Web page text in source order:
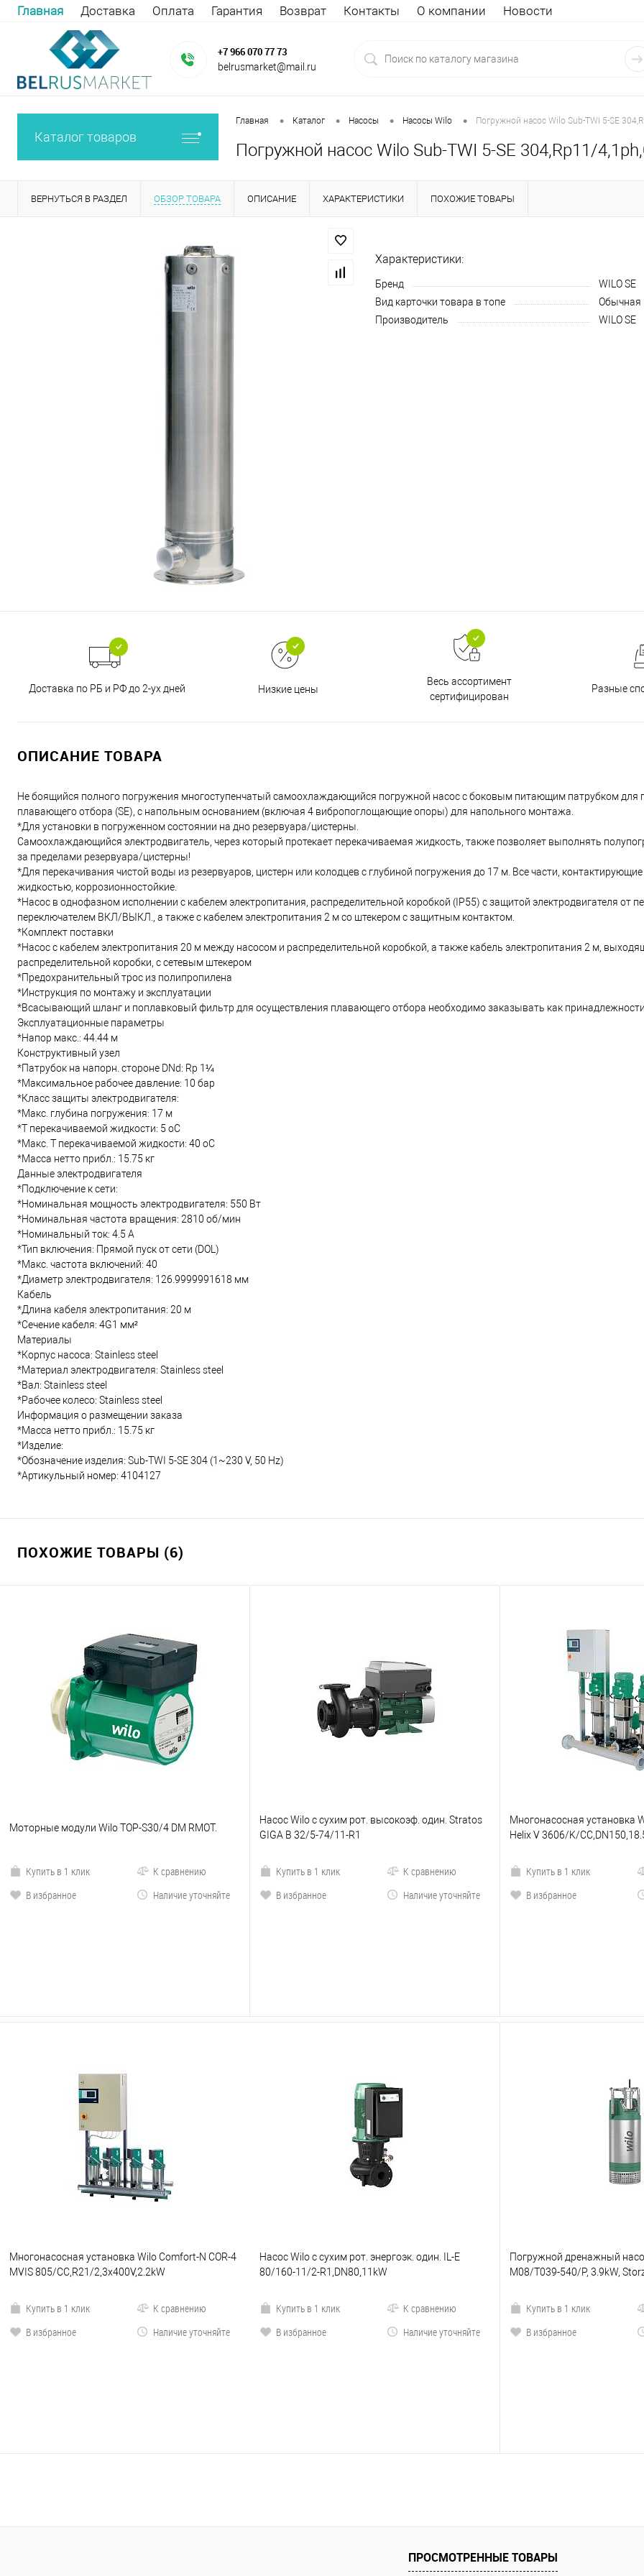
Главная Доставка Оплата Гарантия Возврат Контакты О компании Новости
+7 966 070 77 73
belrusmarket@mail.ru
Каталог товаров
Главная • Каталог • Насосы • Насосы Wilo • Погружной насос Wilo Sub-TWI 5-SE
Погружной насос Wilo Sub-TWI 5-SE 304,Rp11/
ВЕРНУТЬСЯ В РАЗДЕЛ ОБЗОР ТОВАРА ОПИСАНИЕ ХАРАКТЕРИСТИКИ ПОХОЖИЕ ТОВАРЫ
Характеристики:
Бренд
WILO SE
Вид карточки товара в топе
Обычная
Производитель
WILO SE
Доставка по РБ и РФ до 2-ух дней Низкие цены
Весь ассортимент
сертифицирован
Разные
ОПИСАНИЕ ТОВАРА
Не боящийся полного погружения многоступенчатый самоохлаждающийся погружной насос с боковым питающим патрубком для
плавающего отбора (SE), с напольным основанием (включая 4 вибропоглощающие опоры) для напольного монтажа.
*Для установки в погруженном состоянии на дно резервуара/цистерны.
Самоохлаждающийся электродвигатель, через который протекает перекачиваемая жидкость, также позволяет выполнять
за пределами резервуара/цистерны!
*Для перекачивания чистой воды из резервуаров, цистерн или колодцев с глубиной погружения до 17 м. Все части,
жидкостью, коррозионностойкие.
*Насос в однофазном исполнении с кабелем электропитания, распределительной коробкой (IP55) с защитой электродвигателя от
переключателем ВКЛ/ВЫКЛ., а также с кабелем электропитания 2 м со штекером с защитным контактом.
*Комплект поставки
*Насос с кабелем электропитания 20 м между насосом и распределительной коробкой, а также кабель электропитания 2 м,
распределительной коробки, с сетевым штекером
*Предохранительный трос из полипропилена
*Инструкция по монтажу и эксплуатации
*Всасывающий шланг и поплавковый фильтр для осуществления плавающего отбора необходимо заказывать как
Эксплуатационные параметры
*Напор макс.: 44.44 м
Конструктивный узел
*Патрубок на напорн. стороне DNd: Rp 1¼
*Максимальное рабочее давление: 10 бар
*Класс защиты электродвигателя:
*Макс. глубина погружения: 17 м
*Т перекачиваемой жидкости: 5 oC
*Макс. T перекачиваемой жидкости: 40 oC
*Масса нетто прибл.: 15.75 кг
Данные электродвигателя
*Подключение к сети:
*Номинальная мощность электродвигателя: 550 Вт
*Номинальная частота вращения: 2810 об/мин
*Номинальный ток: 4.5 А
*Тип включения: Прямой пуск от сети (DOL)
*Макс. частота включений: 40
*Диаметр электродвигателя: 126.9999991618 мм
Кабель
*Длина кабеля электропитания: 20 м
*Сечение кабеля: 4G1 мм²
Материалы
*Корпус насоса: Stainless steel
*Материал электродвигателя: Stainless steel
*Вал: Stainless steel
*Рабочее колесо: Stainless steel
Информация о размещении заказа
*Масса нетто прибл.: 15.75 кг
*Изделие:
*Обозначение изделия: Sub-TWI 5-SE 304 (1~230 V, 50 Hz)
*Артикульный номер: 4104127
ПОХОЖИЕ ТОВАРЫ (6)
Моторные модули Wilo TOP-S30/4 DM RMOT.
Купить в 1 клик
К сравнению
В избранное
Наличие уточняйте
Насос Wilo с сухим рот. высокоэф. один. Stratos
GIGA B 32/5-74/11-R1
Купить в 1 клик
К сравнению
В избранное
Наличие уточняйте
Многонасосная установка
Helix V 3606/K/
Купить в 1 клик
В избранное
Многонасосная установка Wilo Comfort-N COR-4
MVIS 805/CC,R21/2,3x400V,2.2kW
Купить в 1 клик
К сравнению
В избранное
Наличие уточняйте
Насос Wilo с сухим рот. энергоэк. один. IL-E
80/160-11/2-R1,DN80,11kW
Купить в 1 клик
К сравнению
В избранное
Наличие уточняйте
Погружной дренажный
M08/T039-540/P, 3.9kW,
Купить в 1 клик
В избранное
ПРОСМОТРЕННЫЕ ТОВАРЫ